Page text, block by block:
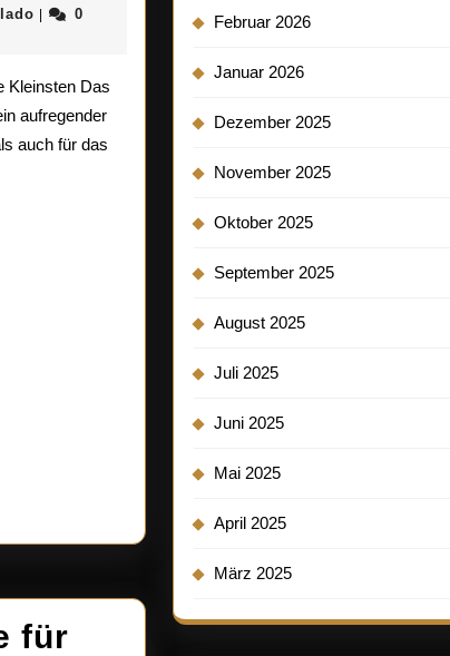
Kinder
ab
1
elsotanosellado
0
Kleinsten Das
aufregender
auch für das
für
Februar 2026
Januar 2026
Dezember 2025
November 2025
Oktober 2025
September 2025
August 2025
Juli 2025
Juni 2025
Mai 2025
April 2025
März 2025